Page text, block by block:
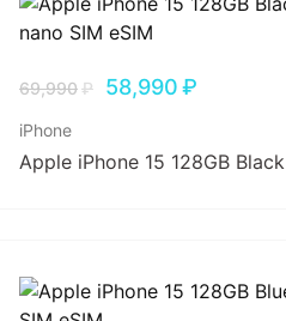
69,990₽ 58,990₽
iPhone
Apple iPhone 15 128GB